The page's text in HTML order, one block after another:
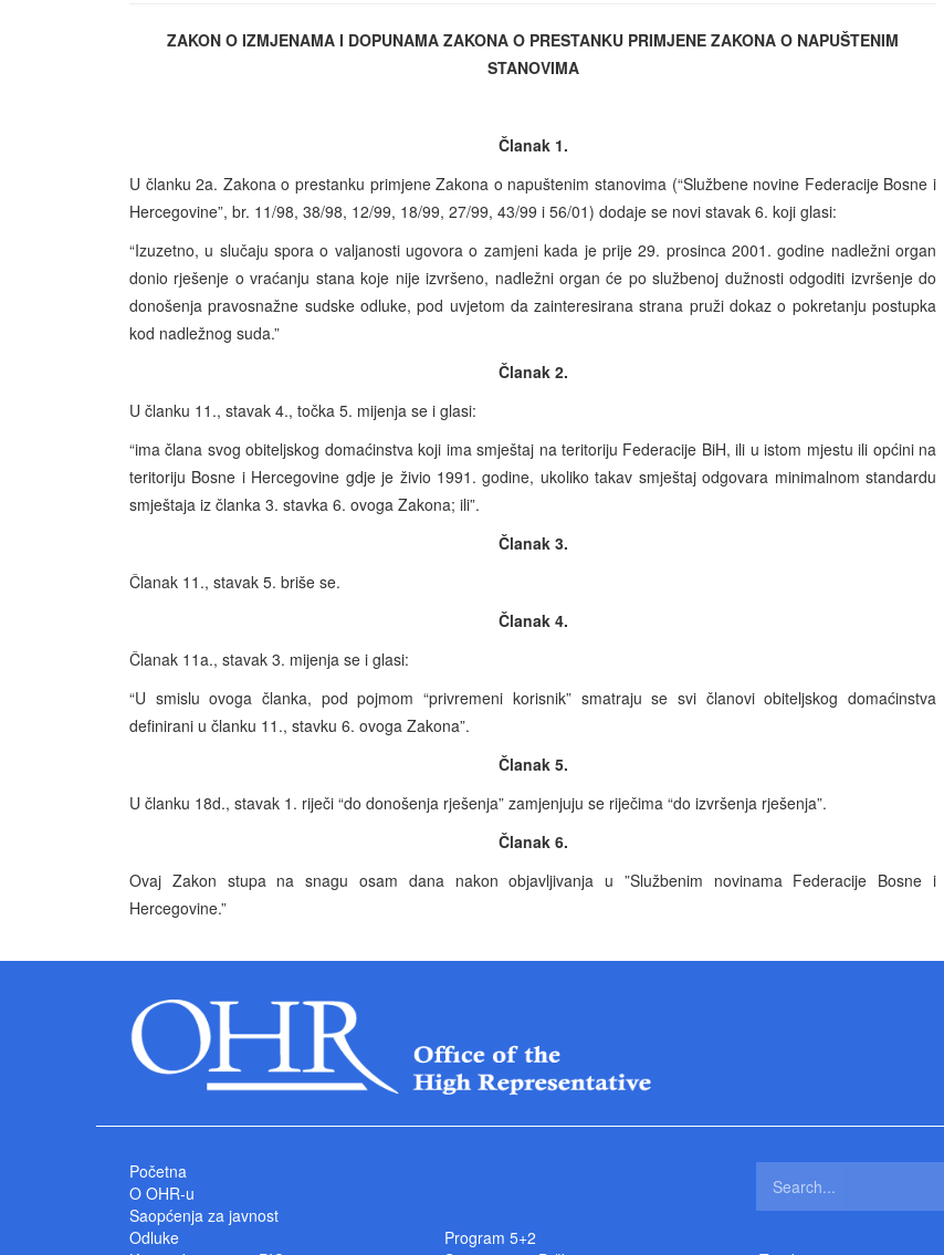
ZAKON O IZMJENAMA I DOPUNAMA ZAKONA O PRESTANKU PRIMJENE ZAKONA O NAPUŠTENIM
STANOVIMA
Članak 1.
U članku 2a. Zakona o prestanku primjene Zakona o napuštenim stanovima (“Službene novine Federacije Bosne i
Hercegovine”, br. 11/98, 38/98, 12/99, 18/99, 27/99, 43/99 i 56/01) dodaje se novi stavak 6. koji glasi:
“Izuzetno, u slučaju spora o valjanosti ugovora o zamjeni kada je prije 29. prosinca 2001. godine nadležni organ
donio rješenje o vraćanju stana koje nije izvršeno, nadležni organ će po službenoj dužnosti odgoditi izvršenje do
donošenja pravosnažne sudske odluke, pod uvjetom da zainteresirana strana pruži dokaz o pokretanju postupka
kod nadležnog suda.”
Članak 2.
U članku 11., stavak 4., točka 5. mijenja se i glasi:
“ima člana svog obiteljskog domaćinstva koji ima smještaj na teritoriju Federacije BiH, ili u istom mjestu ili općini na
teritoriju Bosne i Hercegovine gdje je živio 1991. godine, ukoliko takav smještaj odgovara minimalnom standardu
smještaja iz članka 3. stavka 6. ovoga Zakona; ili”.
Članak 3.
Članak 11., stavak 5. briše se.
Članak 4.
Članak 11a., stavak 3. mijenja se i glasi:
“U smislu ovoga članka, pod pojmom “privremeni korisnik” smatraju se svi članovi obiteljskog domaćinstva
definirani u članku 11., stavku 6. ovoga Zakona”.
Članak 5.
U članku 18d., stavak 1. riječi “do donošenja rješenja” zamjenjuju se riječima “do izvršenja rješenja”.
Članak 6.
Ovaj Zakon stupa na snagu osam dana nakon objavljivanja u ”Službenim novinama Federacije Bosne i
Hercegovine.”
Početna
O OHR-u
Saopćenja za javnost
Odluke
Program 5+2